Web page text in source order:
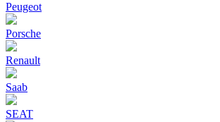
Peugeot
Porsche
Renault
Saab
SEAT